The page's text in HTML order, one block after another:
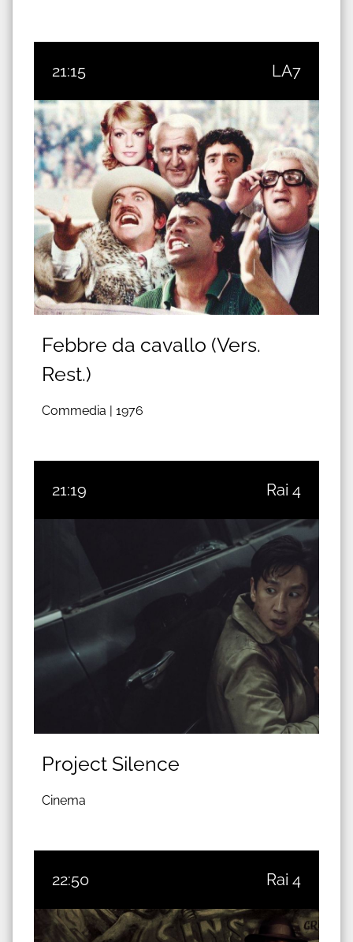
21:15 LA7
Febbre da cavallo (Vers.
Rest.)
Commedia | 1976
21:19 Rai 4
Project Silence
Cinema
22:50 Rai 4